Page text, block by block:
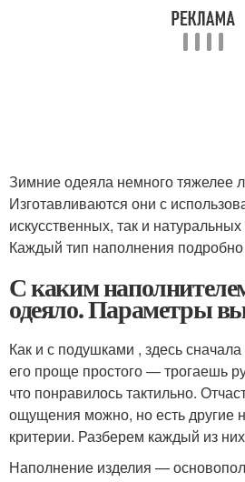
Зимние одеяла немного тяжелее
Изготавливаются они с
искусственных, так и
Каждый тип наполнения
С каким
одеяло. Параметры
Как и с подушками , здесь
его проще простого — трогаешь
что понравилось тактильно.
ощущения можно, но есть другие
критерии. Разберем каждый из
Наполнение изделия —